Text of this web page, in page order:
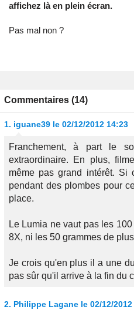
affichez là en plein écran.
Pas mal non ?
Commentaires (14)
1. iguane39 le 02/12/2012 14:23
Franchement, à part le
extraordinaire. En plus,
même pas grand intérêt. Si
pendant des plombes pour
place.
Le Lumia ne vaut pas les
8X, ni les 50 grammes de
Je crois qu'en plus il a une
pas sûr qu'il arrive à la fin du
2. Philippe Lagane le 02/12/